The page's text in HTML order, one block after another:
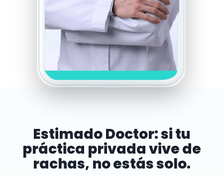
Estimado Doctor: si tu
práctica privada vive de
rachas, no estás solo.